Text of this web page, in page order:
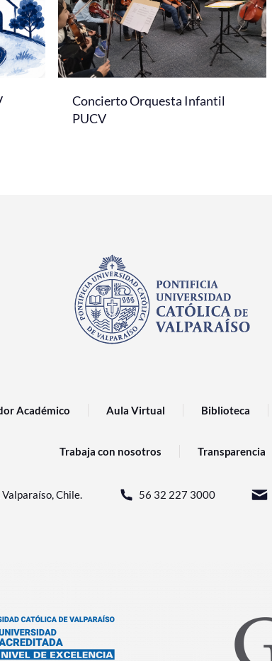
Concierto Orquesta Infantil
PUCV
Académico Aula Virtual Biblioteca
Trabaja con nosotros Transparencia
Chile. 56 32 227 3000